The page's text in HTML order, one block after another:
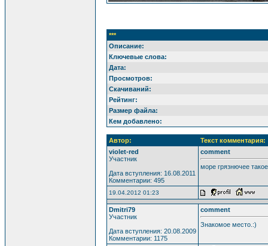
***
Описание:
Ключевые слова:
Дата:
Просмотров:
Скачиваний:
Рейтинг:
Размер файла:
Кем добавлено:
Автор:
Текст комментария:
violet-red
Участник
Дата вступления: 16.08.2011
Комментарии: 495
comment
море грязнючее такое
19.04.2012 01:23
Dmitri79
Участник
Дата вступления: 20.08.2009
Комментарии: 1175
comment
Знакомое место.:)